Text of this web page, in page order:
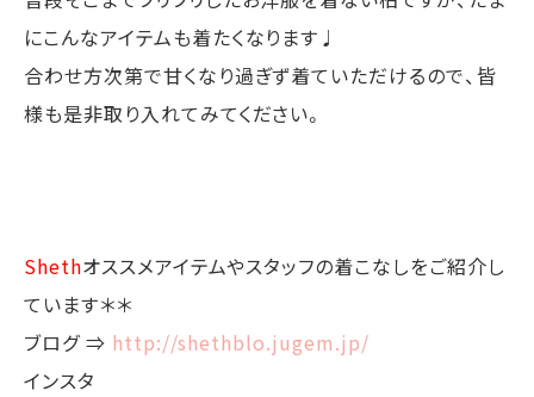
にこんなアイテムも着たくなります♩
合わせ方次第で甘くなり過ぎず着ていただけるので、皆
様も是非取り入れてみてください。
Shethオススメアイテムやスタッフの着こなしをご紹介し
ています＊＊
ブログ ⇒ http://shethblo.jugem.jp/
インスタ